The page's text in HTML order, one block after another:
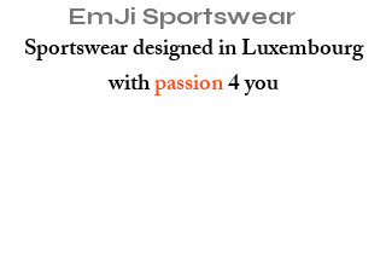
EmJi Sportswear
Sportswear designed in Luxembourg
withpassion4 you